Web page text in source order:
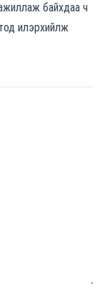
байхдаа ч
илэрхийлж